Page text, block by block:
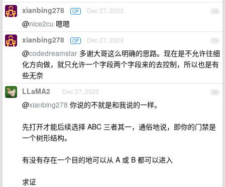
18
xianbing278 OP Dec 27, 2023
@nice2cu 嗯嗯
19
xianbing278 OP Dec 27, 2023
@codedreamstar 多谢大哥这么明确的思路。现在是不允许往细
化方向做，就只允许一个字段两个字段来的去控制，所以也是有
些无奈
20
LLaMA2 Dec 27, 2023
@xianbing278 你说的不就是和我说的一样。
先打开才能后续选择 ABC 三者其一，通俗地说，即你的门禁是
一个树形结构。
有没有存在一个目的地可以从 A 或 B 都可以进入
求证